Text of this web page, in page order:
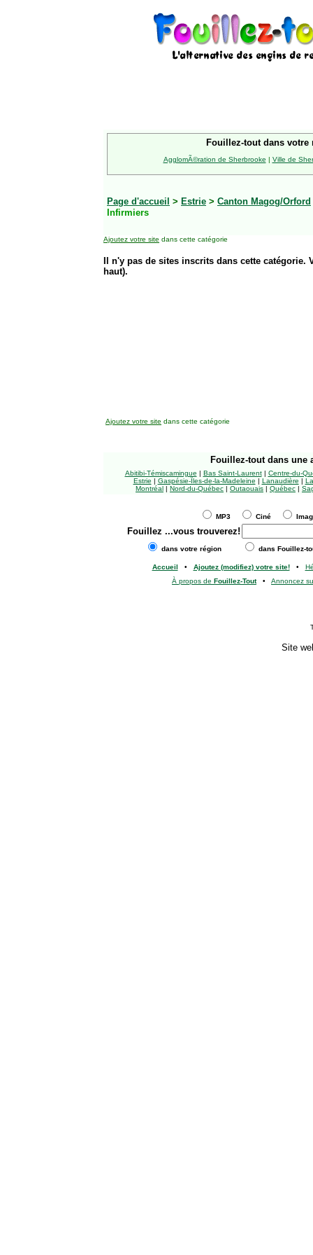
Fouillez-tout dans votre
AgglomÃ©ration de Sherbrooke | Ville de
Page d'accueil > Estrie > Canton Magog/Orford
Infirmiers
Ajoutez votre site dans cette catégorie
Il n'y pas de sites inscrits dans cette
haut).
Ajoutez votre site dans cette catégorie
Fouillez-tout dans une
Abitibi-Témiscamingue | Bas Saint-Laurent| Centre-du-
Estrie | Gaspésie-Îles-de-la-Madeleine | Lanaudière |
Montréal | Nord-du-Québec | Outaouais | Québec |
MP3 Ciné
Fouillez ...vous trouverez!
dans votre région dans Fouillez-
Accueil • Ajoutez (modifiez) votre site!•
À propos de Fouillez-Tout• Annoncez
Site